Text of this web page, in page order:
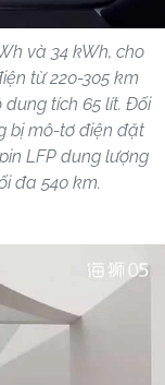
và 34 kWh, cho
từ 220-305 km
dung tích 65 lít. Đối
bị mô-tơ điện đặt
LFP dung lượng
đa 540 km.